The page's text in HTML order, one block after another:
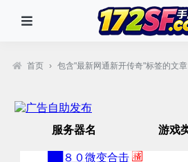
首页 › 包含"最新网通新开传奇"标签的文章